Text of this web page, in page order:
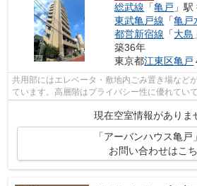
総武線 「亀戸 」
東武亀戸線 「亀戸
都営新宿線 「大島
築36年
東京都江東区亀戸
共用部にはエレベータ・敷地内ごみ置き場など
ています。高層階はプライバシー性に優れてい
す。外観タイル張りは、雨風の侵入を防...
現在空室情報がありま
「アーバンハウス亀戸
お問い合わせはこ